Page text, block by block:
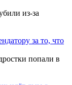
из-за
за то, что
попали в